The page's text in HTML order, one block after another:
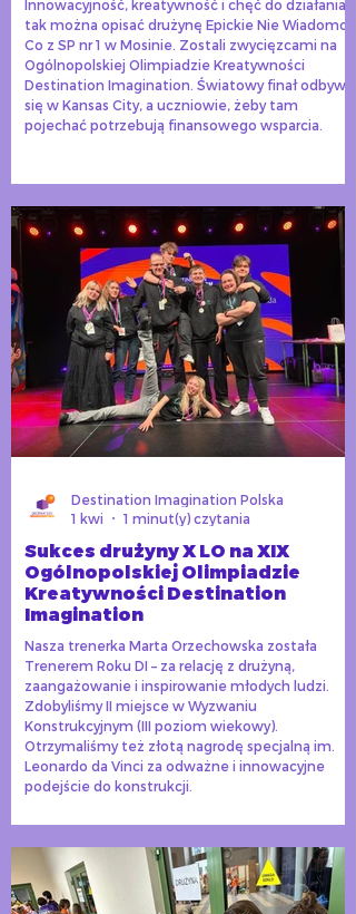
Innowacyjność, kreatywność i chęć do działania –
tak można opisać drużynę Epickie Nie Wiadomo
Co z SP nr 1 w Mosinie. Zostali zwycięzcami na
Ogólnopolskiej Olimpiadzie Kreatywności
Destination Imagination. Światowy finał odbywa
się w Kansas City, a uczniowie, żeby tam
pojechać potrzebują finansowego wsparcia.
Sukces drużyny X LO na XIX
Ogólnopolskiej Olimpiadzie
Kreatywności Destination
Imagination
Nasza trenerka Marta Orzechowska została
Trenerem Roku DI – za relację z drużyną,
zaangażowanie i inspirowanie młodych ludzi.
Zdobyliśmy II miejsce w Wyzwaniu
Konstrukcyjnym (III poziom wiekowy).
Otrzymaliśmy też złotą nagrodę specjalną im.
Leonardo da Vinci za odważne i innowacyjne
podejście do konstrukcji.
Destination Imagination Polska
1 kwi
1 minut(y) czytania